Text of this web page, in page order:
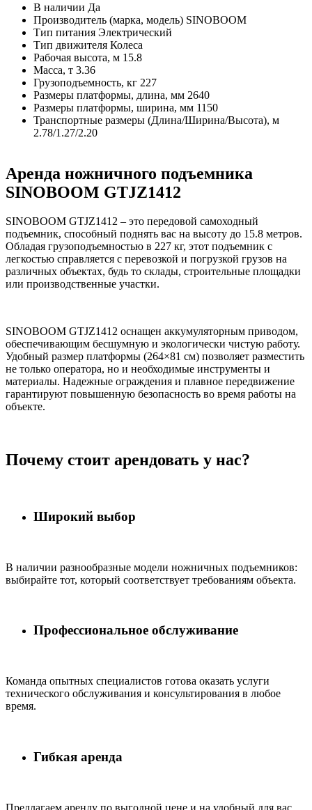
В наличии Да
Производитель (марка, модель) SINOBOOM
Тип питания Электрический
Тип движителя Колеса
Рабочая высота, м 15.8
Масса, т 3.36
Грузоподъемность, кг 227
Размеры платформы, длина, мм 2640
Размеры платформы, ширина, мм 1150
Транспортные размеры (Длина/Ширина/Высота), м
2.78/1.27/2.20
Аренда ножничного подъемника
SINOBOOM GTJZ1412
SINOBOOM GTJZ1412 – это передовой самоходный
подъемник, способный поднять вас на высоту до 15.8 метров.
Обладая грузоподъемностью в 227 кг, этот подъемник с
легкостью справляется с перевозкой и погрузкой грузов на
различных объектах, будь то склады, строительные площадки
или производственные участки.
SINOBOOM GTJZ1412 оснащен аккумуляторным приводом,
обеспечивающим бесшумную и экологически чистую работу.
Удобный размер платформы (264×81 см) позволяет разместить
не только оператора, но и необходимые инструменты и
материалы. Надежные ограждения и плавное передвижение
гарантируют повышенную безопасность во время работы на
объекте.
Почему стоит арендовать у нас?
Широкий выбор
В наличии разнообразные модели ножничных подъемников:
выбирайте тот, который соответствует требованиям объекта.
Профессиональное обслуживание
Команда опытных специалистов готова оказать услуги
технического обслуживания и консультирования в любое
время.
Гибкая аренда
Предлагаем аренду по выгодной цене и на удобный для вас